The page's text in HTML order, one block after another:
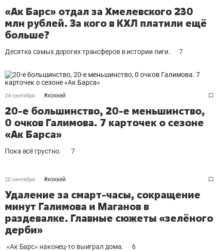
«Ак Барс» отдал за Хмелевского 230
млн рублей. За кого в КХЛ платили ещё
больше?
Десятка самых дорогих трансферов в истории лиги. 7
24 сентября #хоккей
20-е большинство, 20-е меньшинство,
0 очков Галимова. 7 карточек о сезоне
«Ак Барса»
Пока всё грустно. 7
20 сентября #хоккей
Удаление за смарт-часы, сокращение
минут Галимова и Маганов в
раздевалке. Главные сюжеты «зелёного
дерби»
«Ак Барс» наконец-то выиграл дома. 6